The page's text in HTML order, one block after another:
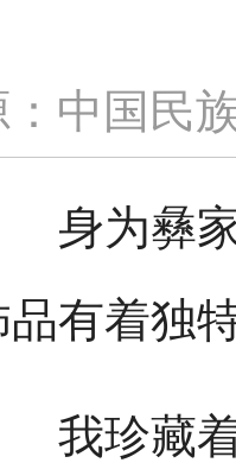
：中国民
为彝家
品有着独
珍藏着